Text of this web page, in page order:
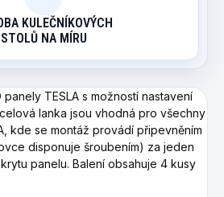
KULEČNÍKOVÝCH
STOLŮ NA MÍRU
panely TESLA s možností nastavení
lanka jsou vhodná pro všechny
kde se montáž provádí připevněním
disponuje šroubením) za jeden
panelu. Balení obsahuje 4 kusy